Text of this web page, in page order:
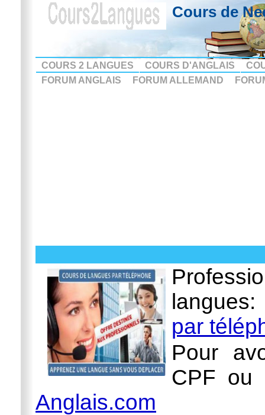
Cours de
COURS 2 LANGUES COURS D'ANGLAIS
FORUM ANGLAIS
FORUM ALLEMAND
par
Pour
CPF ou
Anglais.com